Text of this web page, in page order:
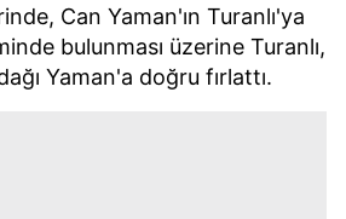
Can Yaman'ın Turanlı'ya
bulunması üzerine Turanlı,
Yaman'a doğru fırlattı.